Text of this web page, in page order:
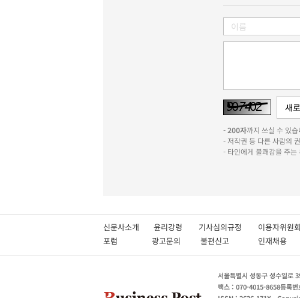
-200자까지 쓰실 수 있
- 저작권 등 다른 사람의
- 타인에게 불쾌감을 주는
신문사소개 윤리강령 기사심의규정 이용자위
포럼
광고문의 불편신고 인재채용
서울특별시 성동구 성수일로
팩스 : 070-4015-8658등록